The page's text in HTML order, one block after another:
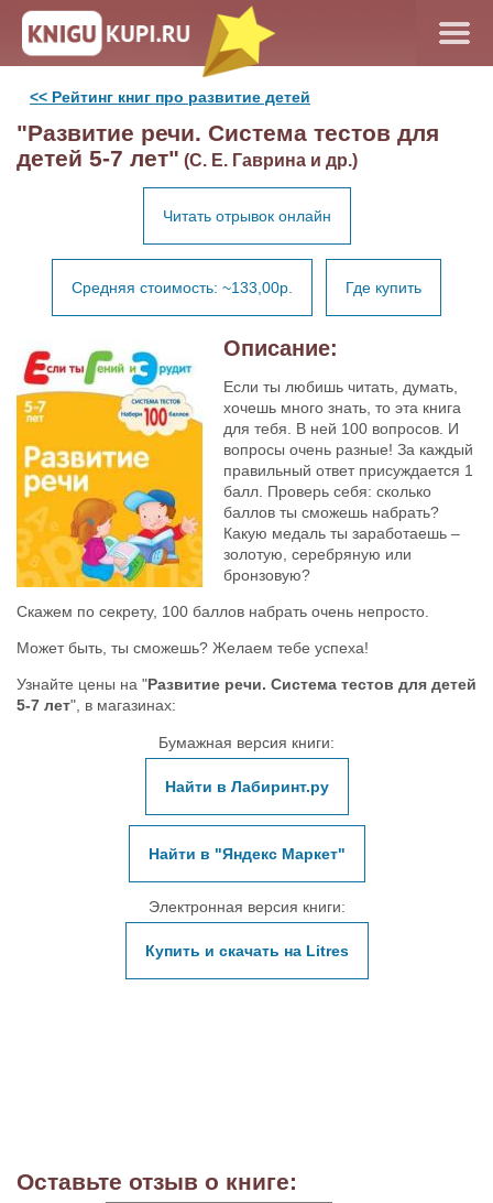
<< Рейтинг книг про развитие детей
"Развитие речи. Система тестов для
детей 5-7 лет" (С. Е. Гаврина и др.)
Читать отрывок онлайн
Средняя стоимость: ~133,00р. Где купить
Описание:
Если ты любишь читать, думать,
хочешь много знать, то эта книга
для тебя. В ней 100 вопросов. И
вопросы очень разные! За каждый
правильный ответ присуждается 1
балл. Проверь себя: сколько
баллов ты сможешь набрать?
Какую медаль ты заработаешь –
золотую, серебряную или
бронзовую?
Скажем по секрету, 100 баллов набрать очень непросто.
Может быть, ты сможешь? Желаем тебе успеха!
Узнайте цены на "Развитие речи. Система тестов для детей
5-7 лет", в магазинах:
Бумажная версия книги:
Найти в Лабиринт.ру
Найти в "Яндекс Маркет"
Электронная версия книги:
Купить и скачать на Litres
Оставьте отзыв о книге: